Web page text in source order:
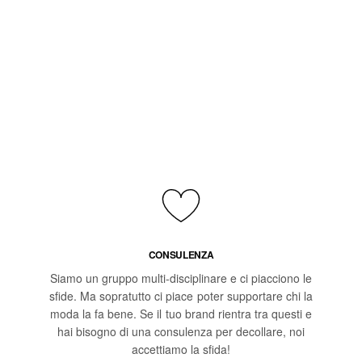
CONSULENZA
Siamo un gruppo multi-disciplinare e ci piacciono le
sfide. Ma sopratutto ci piace poter supportare chi la
moda la fa bene. Se il tuo brand rientra tra questi e
hai bisogno di una consulenza per decollare, noi
accettiamo la sfida!